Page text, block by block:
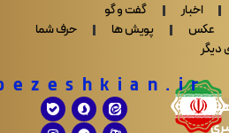
گفت و گو
پویش ها
حرف شما